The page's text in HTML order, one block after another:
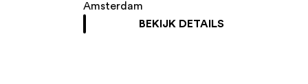
Amsterdam
BEKIJK DETAILS